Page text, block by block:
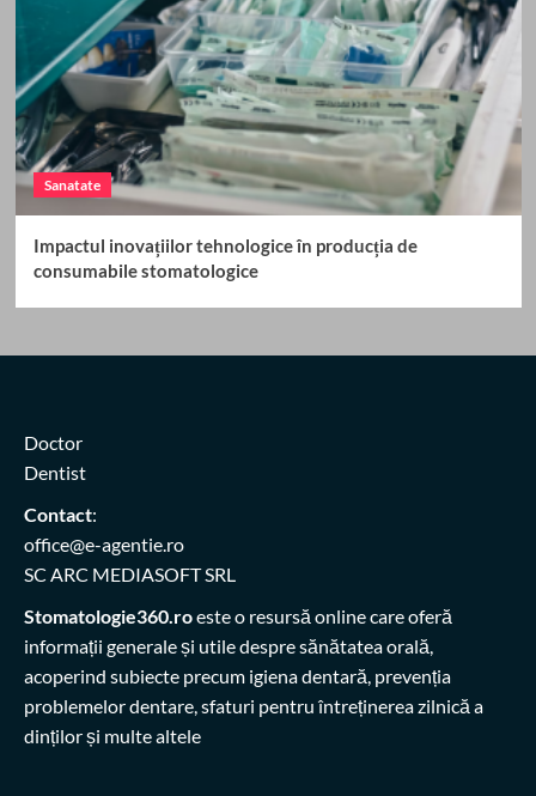
Sanatate
Impactul inovațiilor tehnologice în producția de
consumabile stomatologice
Doctor
Dentist
Contact:
office@e-agentie.ro
SC ARC MEDIASOFT SRL
Stomatologie360.roeste o resursă online care oferă
informații generale și utile despre sănătatea orală,
acoperind subiecte precum igiena dentară, prevenția
problemelor dentare, sfaturi pentru întreținerea zilnică a
dinților și multe altele